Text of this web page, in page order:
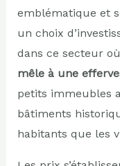
emblématique et
un choix
dans ce secteur où
mêle à une
petits immeubles
bâtiments
habitants que les